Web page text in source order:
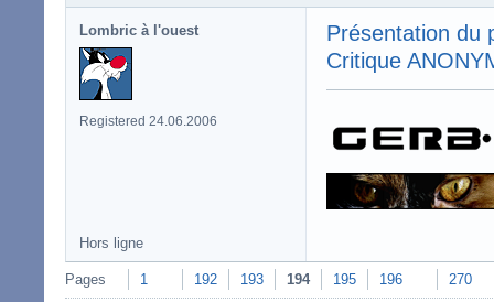
Lombric à l'ouest
Registered 24.06.2006
Présentation du
Critique
Hors ligne
Pages 1 192 193 194 195 196 270